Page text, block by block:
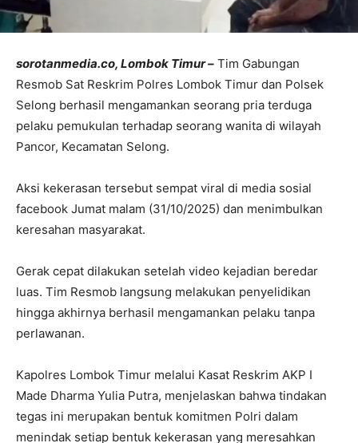
sorotanmedia.co, Lombok Timur – Tim Gabungan
Resmob Sat Reskrim Polres Lombok Timur dan Polsek
Selong berhasil mengamankan seorang pria terduga
pelaku pemukulan terhadap seorang wanita di wilayah
Pancor, Kecamatan Selong.
Aksi kekerasan tersebut sempat viral di media sosial
facebook Jumat malam (31/10/2025) dan menimbulkan
keresahan masyarakat.
Gerak cepat dilakukan setelah video kejadian beredar
luas. Tim Resmob langsung melakukan penyelidikan
hingga akhirnya berhasil mengamankan pelaku tanpa
perlawanan.
Kapolres Lombok Timur melalui Kasat Reskrim AKP I
Made Dharma Yulia Putra, menjelaskan bahwa tindakan
tegas ini merupakan bentuk komitmen Polri dalam
menindak setiap bentuk kekerasan yang meresahkan